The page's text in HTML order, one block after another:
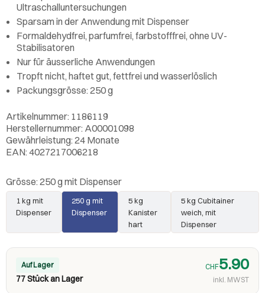
Ultraschalluntersuchungen
Sparsam in der Anwendung mit Dispenser
Formaldehydfrei, parfumfrei, farbstofffrei, ohne UV-
Stabilisatoren
Nur für äusserliche Anwendungen
Tropft nicht, haftet gut, fettfrei und wasserlöslich
Packungsgrösse: 250 g
Artikelnummer: 1186119
Herstellernummer: A00001098
Gewährleistung: 24 Monate
EAN: 4027217006218
Grösse: 250 g mit Dispenser
1 kg mit
Dispenser
250 g mit
Dispenser
5 kg
Kanister
hart
5 kg Cubitainer
weich, mit
Dispenser
Auf Lager
77 Stück an Lager
CHF5.90
inkl. MWST